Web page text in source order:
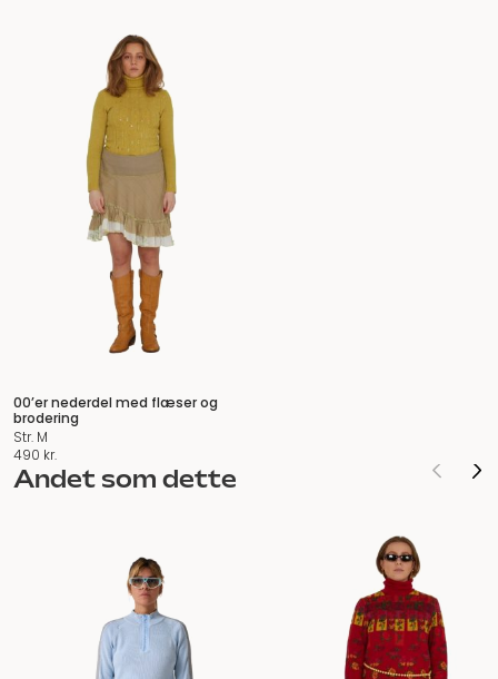
00’er nederdel med flæser og
brodering
Str. M
490 kr.
Andet som dette